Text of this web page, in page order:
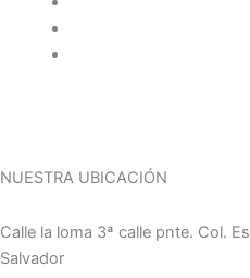
NUESTRA UBICACIÓN
Calle la loma 3ª calle pnte. Col.
Salvador